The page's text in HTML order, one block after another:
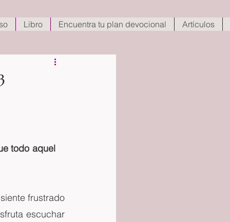
Libro Encuentra tu plan devocional Artículos
todo aquel
frustrado
escuchar